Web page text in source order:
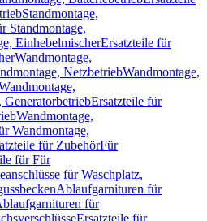
Standmontage,
Standmontage,
EinhebelmischerErsatzteile für
Wandmontage,
NetzbetriebWandmontage,
GeneratorbetriebErsatzteile für
Wandmontage,
Wandmontage,
für ZubehörFür
für Für
für Waschplatz,
Ablaufgarnituren für
für
Ersatzteile für